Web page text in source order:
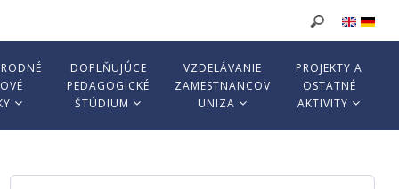
DOPLŇUJÚCE
PEDAGOGICKÉ
ŠTÚDIUM
VZDELÁVANIE
ZAMESTNANCOV
UNIZA
PROJEKTY A
OSTATNÉ
AKTIVITY